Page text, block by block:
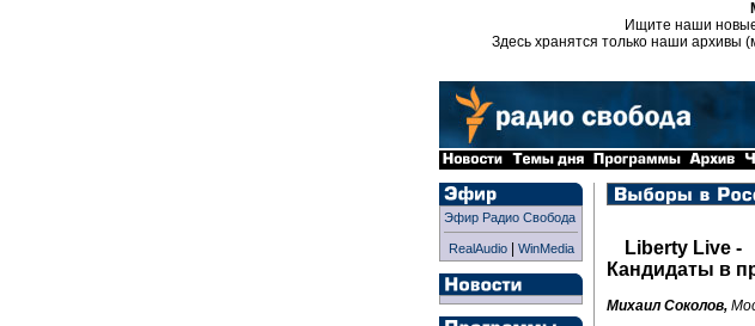
Ищите наши
Здесь хранятся только наши архивы
Эфир Радио Свобода
RealAudio| WinMedia
Liberty Live -
Кандидаты в
Михаил Соколов,